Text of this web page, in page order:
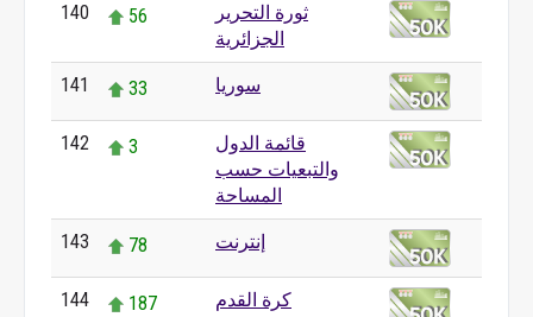
140 56
ثورة التحرير
الجزائرية
141 33 سوريا
142 3
قائمة الدول
والتبعيات حسب
المساحة
143 78 إنترنت
144 187 كرة القدم